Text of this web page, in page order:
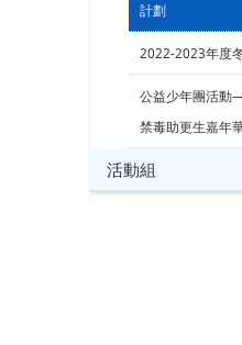
計劃
2022-2023年度
公益少年團活動
禁毒助更生嘉年
活動組